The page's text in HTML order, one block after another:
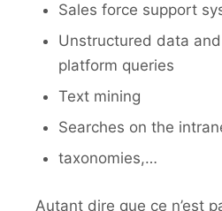
Sales force support
Unstructured data
platform queries
Text mining
Searches on the
taxonomies,…
Autant dire que ce n’est